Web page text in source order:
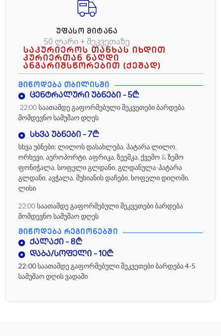
ᲣᲤᲐᲡᲝ ᲛᲘᲢᲐᲜᲐ
50 ლარი + შეკვეთაზე
საკურიეროს თანხას იხდით
კურიერთან ნაღდი
ანგარიშსწორებით (ქეშად)
ᲛᲘᲬᲝᲓᲔᲑᲐ ᲗᲑᲘᲚᲘᲡᲨᲘ
ცენტრალური უბნები - 5₾
22:00 საათამდე გაფორმებული შეკვეთები ბარდება
მომდევნო სამუშაო დღეს
სხვა უბნები - 7₾
სხვა უბნები: ლილოს დასახლება, პატარა ლილო,
ორხევი, აეროპორტი, აფრიკა, ზეემკა, ქვემო & ზემო
ფონიჭალა, სოფელი გლდანი, გლდანულა-პატარა
გლდანი, ავჭალა, მუხიანის დაჩები, სოფელი დიღომი,
ლისი
22:00 საათამდე გაფორმებული შეკვეთები ბარდება
მომდევნო სამუშაო დღეს
ᲛᲘᲬᲝᲓᲔᲑᲐ ᲠᲔᲒᲘᲝᲜᲔᲑᲨᲘ
ქალაქი - 8₾
დაბა/სოფელი - 10₾
22:00 საათამდე გაფორმებული შეკვეთები ბარდება 4-5
სამუშაო დღის ვადაში